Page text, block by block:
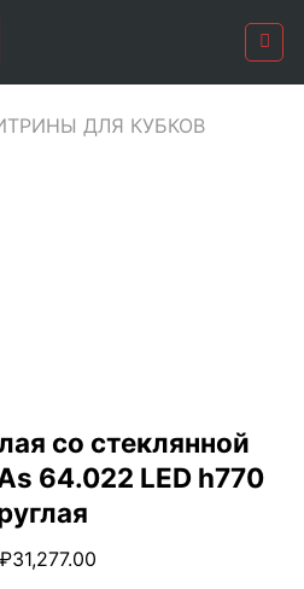
ДЛЯ КУБКОВ
со стеклянной
64.022 LED h770
₽31,277.00